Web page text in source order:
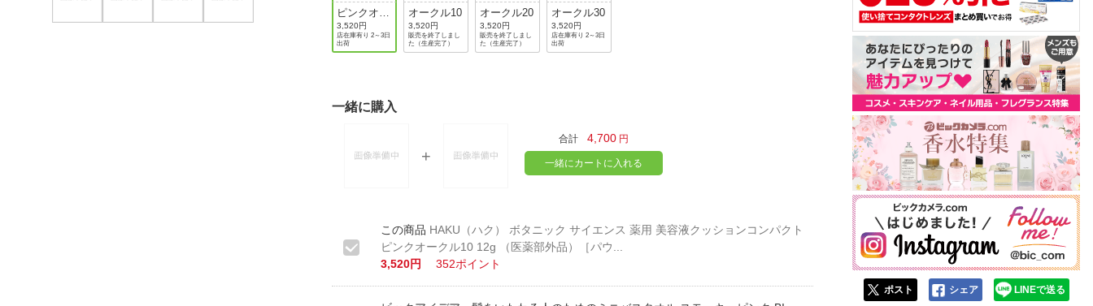
ピンクオー
クル10
3,520円
店在庫有り 2～3日
出荷
オークル10
3,520円
販売を終了しまし
た（生産完了）
オークル20
3,520円
販売を終了しまし
た（生産完了）
オークル30
3,520円
店在庫有り 2～3日
出荷
一緒に購入
合計 4,700 円
一緒にカートに入れる
HAKU（ハク） ボタニック サイエンス 薬用 美容液クッションコンパクト
ピンクオークル10 12g （医薬部外品）［パウ...
3,520円
352ポイント
ポスト シェア LINEで送る